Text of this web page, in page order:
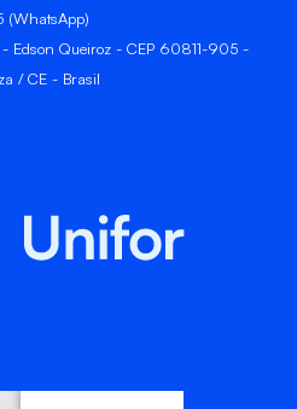
(WhatsApp)
- Edson Queiroz - CEP 60811-905 -
/ CE - Brasil